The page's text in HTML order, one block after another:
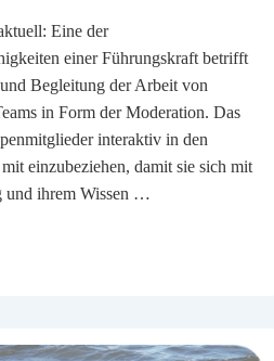
Eine der
einer Führungskraft betrifft
Begleitung der Arbeit von
in Form der Moderation. Das
interaktiv in den
einzubeziehen, damit sie sich mit
und ihrem Wissen …